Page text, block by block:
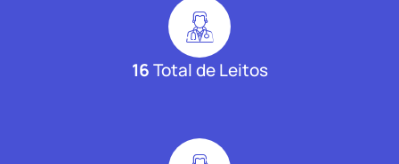
16Total de Leitos